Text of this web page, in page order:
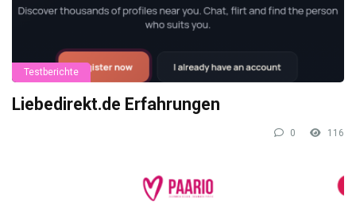
Testberichte
Liebedirekt.de Erfahrungen
0 116